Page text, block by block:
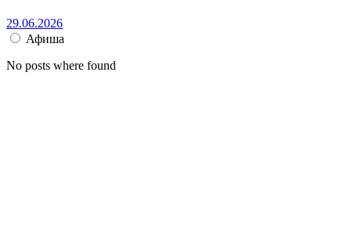
29.06.2026
Афиша
No posts where found